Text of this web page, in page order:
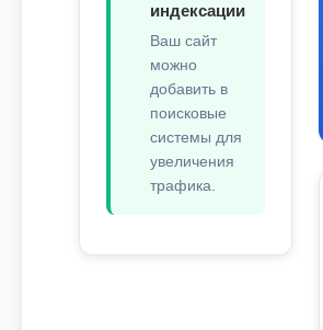
индексации
Ваш сайт
можно
добавить в
поисковые
системы для
увеличения
трафика.